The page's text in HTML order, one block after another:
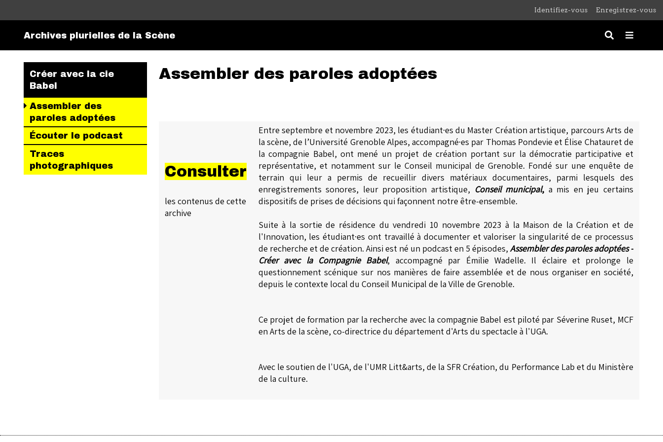
Identifiez-vous Enregistrez-vous
Archives plurielles de la Scène
Créer avec la cie
Babel
Assembler des
paroles adoptées
Écouter le podcast
Traces
photographiques
Assembler des paroles adoptées
Consulter
les contenus de cette
archive
Entre septembre et novembre 2023, les étudiant·es du Master Création artistique, parcours Arts de
la scène, de l’Université Grenoble Alpes, accompagné·es par Thomas Pondevie et Élise Chatauret de
la compagnie Babel, ont mené un projet de création portant sur la démocratie participative et
représentative, et notammentsur le Conseil municipal de Grenoble. Fondé sur une enquête de
terrain qui leur a permis de recueillirdivers matériaux documentaires, parmi lesquels des
enregistrements sonores, leur proposition artistique, Conseil municipal, a mis en jeu certains
dispositifs de prises de décisions qui façonnent notre être-ensemble.
Suite à la sortie de résidence duvendredi 10 novembre 2023 à la Maison de la Création et de
l'Innovation, les étudiant·es ont travaillé à documenter et valoriser la singularité de ce processus
de recherche et de création. Ainsi est né un podcast en 5 épisodes, Assembler des paroles adoptées -
Créer avec la Compagnie Babel, accompagné par Émilie Wadelle. Il éclaire et prolonge le
questionnement scénique sur nos manières de faire assemblée et de nous organiser en société,
depuis le contexte local du Conseil Municipal de la Ville de Grenoble.
Ce projet de formation par la recherche avec la compagnie Babel est piloté par Séverine Ruset, MCF
en Arts de la scène, co-directrice du département d'Arts du spectacle à l'UGA.
Avec le soutien de l'UGA, de l'UMR Litt&arts, de la SFR Création, du Performance Lab et du Ministère
de la culture.